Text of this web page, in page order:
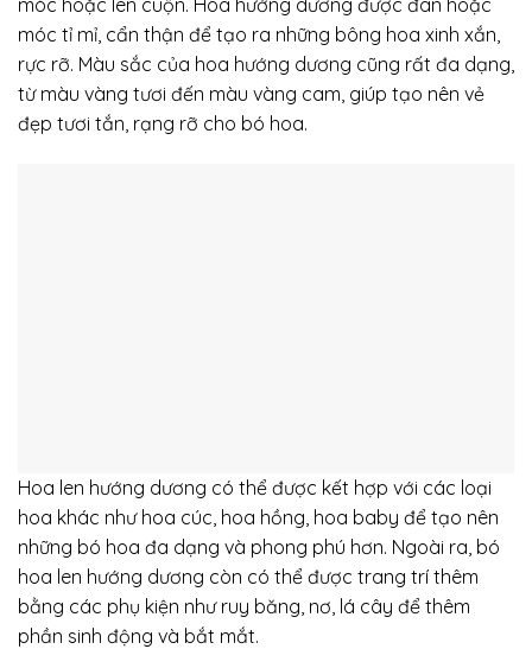
móc tỉ mỉ, cẩn thận để tạo ra những bông hoa xinh xắn,
rực rỡ. Màu sắc của hoa hướng dương cũng rất đa dạng,
từ màu vàng tươi đến màu vàng cam, giúp tạo nên vẻ
đẹp tươi tắn, rạng rỡ cho bó hoa.
Hoa len hướng dương có thể được kết hợp với các loại
hoa khác như hoa cúc, hoa hồng , hoa baby để tạo nên
những bó hoa đa dạng và phong phú hơn. Ngoài ra, bó
hoa len hướng dương còn có thể được trang trí thêm
bằng các phụ kiện như ruy băng, nơ, lá cây để thêm
phần sinh động và bắt mắt.